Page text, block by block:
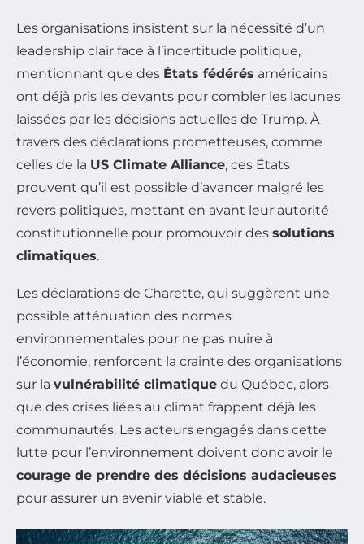
Les organisations insistent sur la nécessité d’un
leadership clair face à l’incertitude politique,
mentionnant que des États fédérés américains
ont déjà pris les devants pour combler les lacunes
laissées par les décisions actuelles de Trump. À
travers des déclarations prometteuses, comme
celles de la US Climate Alliance, ces États
prouvent qu’il est possible d’avancer malgré les
revers politiques, mettant en avant leur autorité
constitutionnelle pour promouvoir des solutions
climatiques.
Les déclarations de Charette, qui suggèrent une
possible atténuation des normes
environnementales pour ne pas nuire à
l’économie, renforcent la crainte des organisations
sur la vulnérabilité climatique du Québec, alors
que des crises liées au climat frappent déjà les
communautés. Les acteurs engagés dans cette
lutte pour l’environnement doivent donc avoir le
courage de prendre des décisions audacieuses
pour assurer un avenir viable et stable.